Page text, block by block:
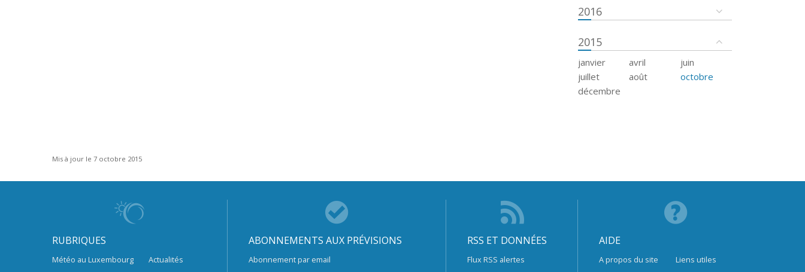
2016
2015
janvier avril
juin
juillet
août
octobre
décembre
Mis à jour le 7 octobre 2015
RUBRIQUES
Météo au Luxembourg Actualités
ABONNEMENTS AUX PRÉVISIONS
Abonnement par email
RSS ET DONNÉES
Flux RSS alertes
AIDE
A propos du site Liens utiles